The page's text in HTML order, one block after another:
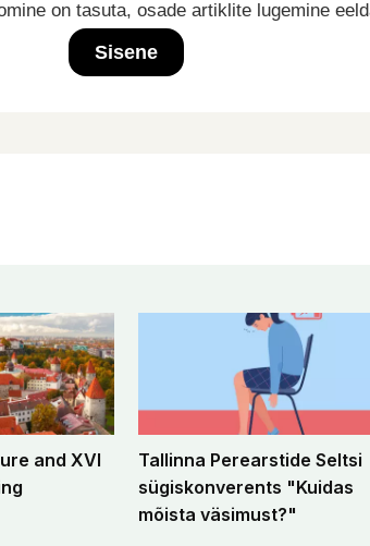
on tasuta, osade artiklite lugemine
Sisene
and XVI
Tallinna Perearstide Seltsi
sügiskonverents "Kuidas
mõista väsimust?"